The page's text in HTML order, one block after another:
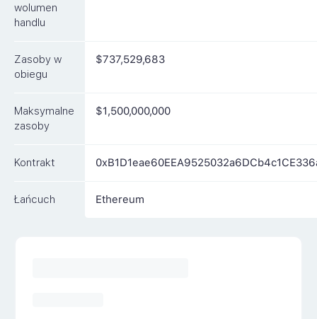
FAQ
wolumen
handlu
Zasoby w
obiegu
$737,529,683
Maksymalne
zasoby
$1,500,000,000
Kontrakt
Łańcuch Ethereum